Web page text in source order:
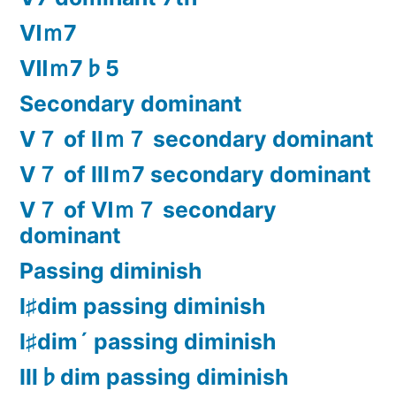
Ⅵｍ7
Ⅶｍ7♭5
Secondary dominant
Ⅴ７ of Ⅱｍ７ secondary dominant
Ⅴ７ of Ⅲｍ7 secondary dominant
Ⅴ７ of Ⅵｍ７ secondary
dominant
Passing diminish
Ⅰ♯dim passing diminish
Ⅰ♯dim´ passing diminish
Ⅲ♭dim passing diminish